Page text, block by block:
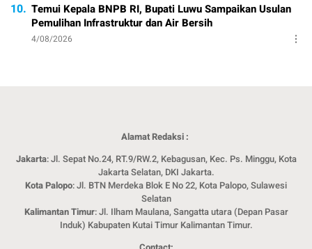
10. Temui Kepala BNPB RI, Bupati Luwu Sampaikan Usulan
Pemulihan Infrastruktur dan Air Bersih
4/08/2026
Alamat Redaksi :
Jakarta: Jl. Sepat No.24, RT.9/RW.2, Kebagusan, Kec. Ps. Minggu, Kota
Jakarta Selatan, DKI Jakarta.
Kota Palopo: Jl. BTN Merdeka Blok E No 22, Kota Palopo, Sulawesi
Selatan
Kalimantan Timur: Jl. Ilham Maulana, Sangatta utara (Depan Pasar
Induk) Kabupaten Kutai Timur Kalimantan Timur.